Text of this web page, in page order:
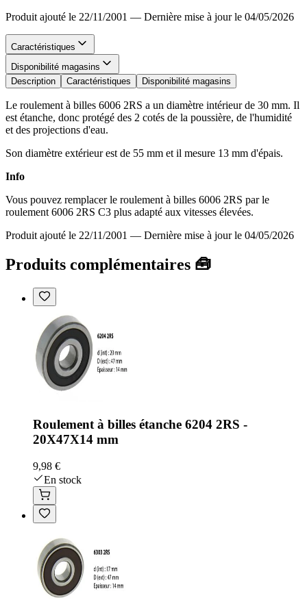
Produit ajouté le 22/11/2001 — Dernière mise à jour le 04/05/2026
Caractéristiques
Disponibilité magasins
Description
Caractéristiques Disponibilité magasins
Le roulement à billes 6006 2RS a un diamètre intérieur de 30 mm. Il
est étanche, donc protégé des 2 cotés de la poussière, de l'humidité
et des projections d'eau.
Son diamètre extérieur est de 55 mm et il mesure 13 mm d'épais.
Info
Vous pouvez remplacer le roulement à billes 6006 2RS par le
roulement 6006 2RS C3 plus adapté aux vitesses élevées.
Produit ajouté le 22/11/2001 — Dernière mise à jour le 04/05/2026
Produits complémentaires 🧰
Roulement à billes étanche 6204 2RS -
20X47X14 mm
9,98 €
En stock